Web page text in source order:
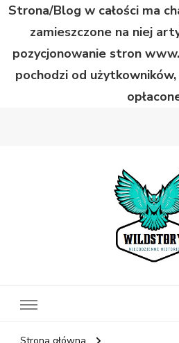
Strona/Blog w całości ma
zamieszczone na niej
pozycjonowanie stron
pochodzi od